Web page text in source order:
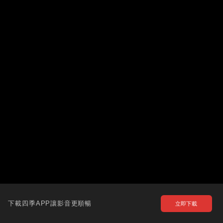
下載四季APP讓影音更順暢 立即下載